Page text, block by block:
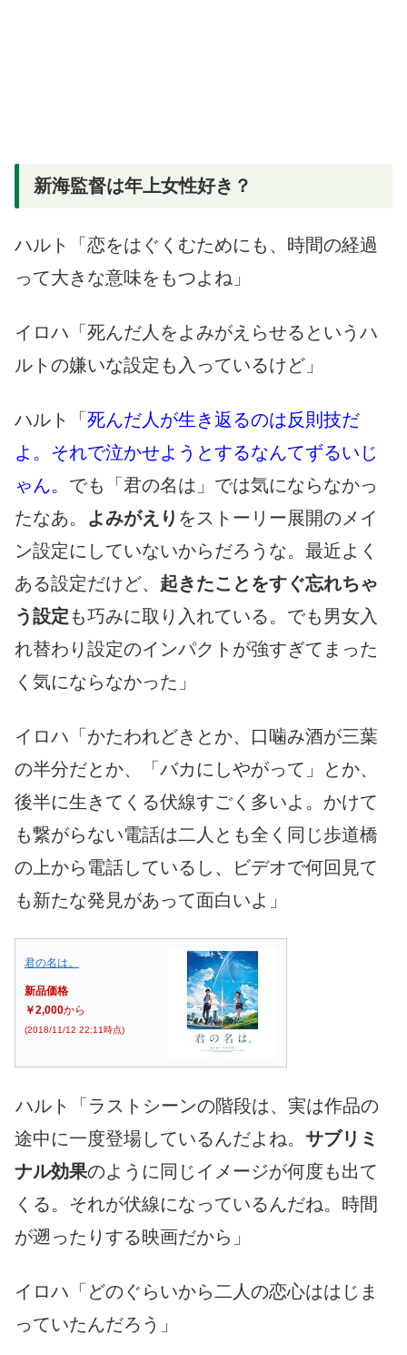
新海監督は年上女性好き？
ハルト「恋をはぐくむためにも、時間の経過
って大きな意味をもつよね」
イロハ「死んだ人をよみがえらせるというハ
ルトの嫌いな設定も入っているけど」
ハルト「 死んだ人が生き返るのは反則技だ
よ。それで泣かせようとするなんてずるいじ
ゃん。 でも「君の名は」では気にならなかっ
たなあ。 よみがえり をストーリー展開のメイ
ン設定にしていないからだろうな。最近よく
ある設定だけど、 起きたことをすぐ忘れちゃ
う設定も巧みに取り入れている。でも男女入
れ替わり設定のインパクトが強すぎてまった
く気にならなかった」
イロハ「かたわれどきとか、口噛み酒が三葉
の半分だとか、「バカにしやがって」とか、
後半に生きてくる伏線すごく多いよ。かけて
も繋がらない電話は二人とも全く同じ歩道橋
の上から電話しているし 、
ビデオで何回見て
も新たな発見があって面白いよ」
君の名は。
新品価格
￥2,000から
(2018/11/12 22:11時点)
ハルト「ラストシーンの階段は、実は作品の
途中に一度登場しているんだよね。 サブリミ
ナル効果のように同じイメージが何度も出て
くる。それが伏線になっているんだね。時間
が遡ったりする映画だから」
イロハ「どのぐらいから二人の恋心ははじま
っていたんだろう」